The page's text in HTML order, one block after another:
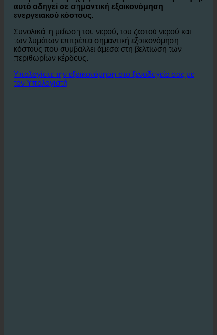
Ειδικά στον κλάδο της φιλοξενίας, όπου μια συνεπής
καιη άνετη παροχή ζεστού νερού είναι απαραίτητη,
ενεργειακού κόστους.
Συνολικά, η μείωση του νερού, του ζεστού νερού και
των λυμάτων επιτρέπει σημαντική εξοικονόμηση
περιθωρίων κέρδους.